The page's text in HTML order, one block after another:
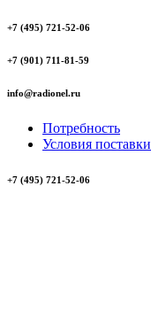
+7 (495) 721-52-06
+7 (901) 711-81-59
info@radionel.ru
Потребность
Условия поставки
+7 (495) 721-52-06